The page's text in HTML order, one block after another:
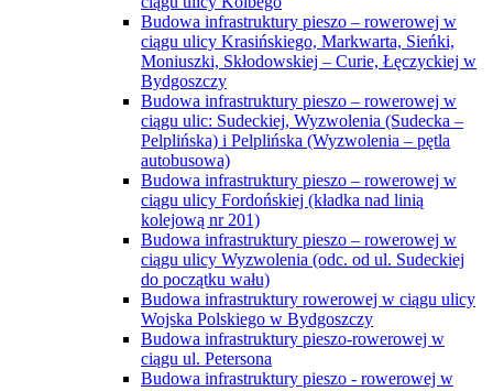
Budowa infrastruktury pieszo – rowerowej w
ciągu ulicy Krasińskiego, Markwarta, Sieńki,
Moniuszki, Skłodowskiej – Curie, Łęczyckiej w
Bydgoszczy
Budowa infrastruktury pieszo – rowerowej w
ciągu ulic: Sudeckiej, Wyzwolenia (Sudecka –
Pelplińska) i Pelplińska (Wyzwolenia – pętla
autobusowa)
Budowa infrastruktury pieszo – rowerowej w
ciągu ulicy Fordońskiej (kładka nad linią
kolejową nr 201)
Budowa infrastruktury pieszo – rowerowej w
ciągu ulicy Wyzwolenia (odc. od ul. Sudeckiej
do początku wału)
Budowa infrastruktury rowerowej w ciągu ulicy
Wojska Polskiego w Bydgoszczy
Budowa infrastruktury pieszo-rowerowej w
ciągu ul. Petersona
Budowa infrastruktury pieszo - rowerowej w